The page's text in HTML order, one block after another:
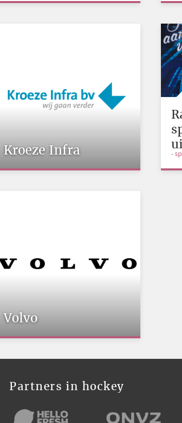
Kroeze Infra -
Volvo
Partners in hockey